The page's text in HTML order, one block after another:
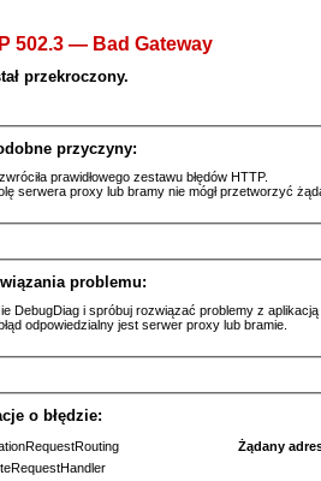
502.3 — Bad Gateway
przekroczony.
przyczyny:
prawidłowego zestawu błędów HTTP.
serwera proxy lub bramy nie mógł przetworzyć
problemu:
DebugDiag i spróbuj rozwiązać problemy z
odpowiedzialny jest serwer proxy lub bramie.
o błędzie:
Żądany